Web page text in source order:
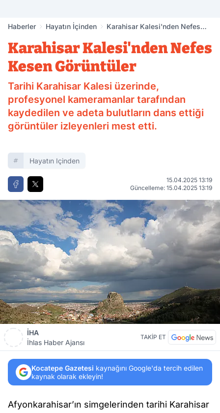
Haberler Hayatın İçinden
Karahisar Kalesi'nden Nefes
Karahisar Kalesi'nden Nefes
Kesen Görüntüler
Tarihi Karahisar Kalesi üzerinde,
profesyonel kameramanlar tarafından
kaydedilen ve adeta bulutların dans ettiği
görüntüler izleyenleri mest etti.
Hayatın Içinden
15.04.2025 13:19
Güncelleme: 15.04.2025 13:19
İHA
İhlas Haber Ajansı
TAKİP ET
Kocatepe Gazetesi kaynağını Google'da tercih edilen
kaynak olarak ekleyin!
Afyonkarahisar’ın simgelerinden tarihi Karahisar